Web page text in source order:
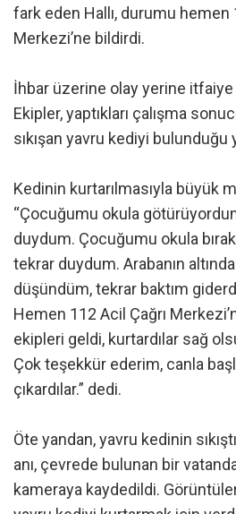
fark eden Hallı, durumu hemen
Merkezi’ne bildirdi.
İhbar üzerine olay yerine
Ekipler, yaptıkları çalışma
sıkışan yavru kediyi bulunduğu
Kedinin kurtarılmasıyla büyük
“Çocuğumu okula
duydum. Çocuğumu okula
tekrar duydum. Arabanın
düşündüm, tekrar baktım
Hemen 112 Acil Çağrı
ekipleri geldi, kurtardılar sağ
Çok teşekkür ederim, canla
çıkardılar.” dedi.
Öte yandan, yavru kedinin
anı, çevrede bulunan bir
kameraya kaydedildi.